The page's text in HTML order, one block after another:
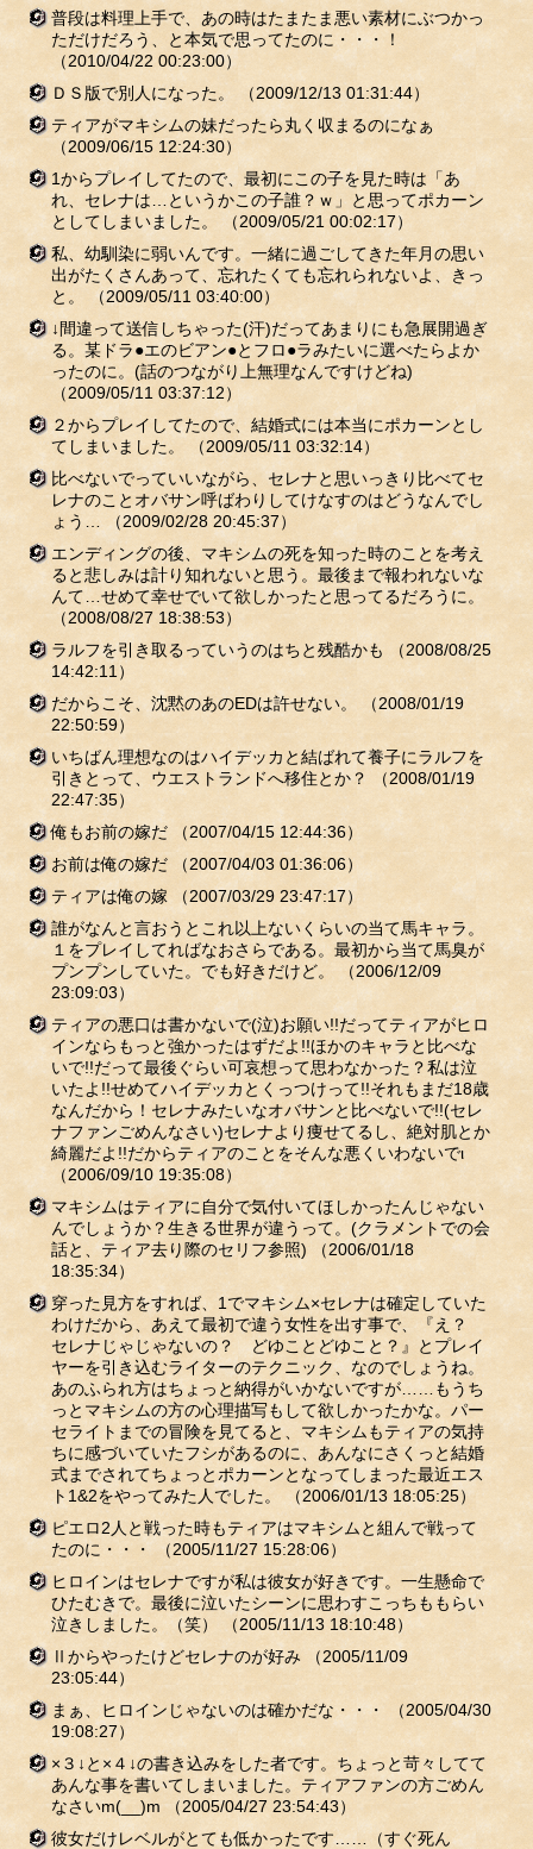
普段は料理上手で、あの時はたまたま悪い素材にぶつかっ
ただけだろう、と本気で思ってたのに・・・！
（2010/04/22 00:23:00）
ＤＳ版で別人になった。
（2009/12/13 01:31:44）
ティアがマキシムの妹だったら丸く収まるのになぁ
（2009/06/15 12:24:30）
1からプレイしてたので、最初にこの子を見た時は「あ
れ、セレナは…というかこの子誰？ｗ」と思ってポカーン
としてしまいました。
（2009/05/21 00:02:17）
私、幼馴染に弱いんです。一緒に過ごしてきた年月の思い
出がたくさんあって、忘れたくても忘れられないよ、きっ
と。
（2009/05/11 03:40:00）
↓間違って送信しちゃった(汗)だってあまりにも急展開過ぎ
る。某ドラ●エのビアン●とフロ●ラみたいに選べたらよか
ったのに。(話のつながり上無理なんですけどね)
（2009/05/11 03:37:12）
２からプレイしてたので、結婚式には本当にポカーンとし
てしまいました。
（2009/05/11 03:32:14）
比べないでっていいながら、セレナと思いっきり比べてセ
レナのことオバサン呼ばわりしてけなすのはどうなんでし
ょう…
（2009/02/28 20:45:37）
エンディングの後、マキシムの死を知った時のことを考え
ると悲しみは計り知れないと思う。最後まで報われないな
んて…せめて幸せでいて欲しかったと思ってるだろうに。
（2008/08/27 18:38:53）
ラルフを引き取るっていうのはちと残酷かも
（2008/08/25
14:42:11）
だからこそ、沈黙のあのEDは許せない。
（2008/01/19
22:50:59）
いちばん理想なのはハイデッカと結ばれて養子にラルフを
引きとって、ウエストランドへ移住とか？
（2008/01/19
22:47:35）
俺もお前の嫁だ
（2007/04/15 12:44:36）
お前は俺の嫁だ
（2007/04/03 01:36:06）
ティアは俺の嫁
（2007/03/29 23:47:17）
誰がなんと言おうとこれ以上ないくらいの当て馬キャラ。
１をプレイしてればなおさらである。最初から当て馬臭が
プンプンしていた。でも好きだけど。
（2006/12/09
23:09:03）
ティアの悪口は書かないで(泣)お願い!!だってティアがヒロ
インならもっと強かったはずだよ!!ほかのキャラと比べな
いで!!だって最後ぐらい可哀想って思わなかった？私は泣
いたよ!!せめてハイデッカとくっつけって!!それもまだ18歳
なんだから！セレナみたいなオバサンと比べないで!!(セレ
ナファンごめんなさい)セレナより痩せてるし、絶対肌とか
綺麗だよ!!だからティアのことをそんな悪くいわないでι
（2006/09/10 19:35:08）
マキシムはティアに自分で気付いてほしかったんじゃない
んでしょうか？生きる世界が違うって。(クラメントでの会
話と、ティア去り際のセリフ参照)
（2006/01/18
18:35:34）
穿った見方をすれば、1でマキシム×セレナは確定していた
わけだから、あえて最初で違う女性を出す事で、『え？
セレナじゃじゃないの？ どゆことどゆこと？』とプレイ
ヤーを引き込むライターのテクニック、なのでしょうね。
あのふられ方はちょっと納得がいかないですが……もうち
っとマキシムの方の心理描写もして欲しかったかな。パー
セライトまでの冒険を見てると、マキシムもティアの気持
ちに感づいていたフシがあるのに、あんなにさくっと結婚
式までされてちょっとポカーンとなってしまった最近エス
ト1&2をやってみた人でした。
（2006/01/13 18:05:25）
ピエロ2人と戦った時もティアはマキシムと組んで戦って
たのに・・・（2005/11/27 15:28:06）
ヒロインはセレナですが私は彼女が好きです。一生懸命で
ひたむきで。最後に泣いたシーンに思わすこっちももらい
泣きしました。（笑）
（2005/11/13 18:10:48）
Ⅱからやったけどセレナのが好み
（2005/11/09
23:05:44）
まぁ、ヒロインじゃないのは確かだな・・・
（2005/04/30
19:08:27）
×３↓と×４↓の書き込みをした者です。ちょっと苛々してて
あんな事を書いてしまいました。ティアファンの方ごめん
なさいm(__)m
（2005/04/27 23:54:43）
彼女だけレベルがとても低かったです……（すぐ死ん